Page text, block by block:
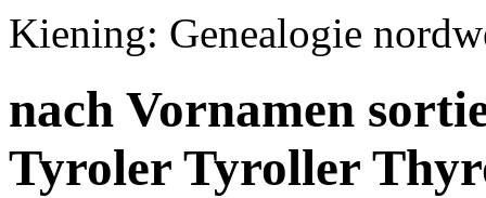
Kiening: Genealogie
nach Vornamen
Tyroler Tyroller